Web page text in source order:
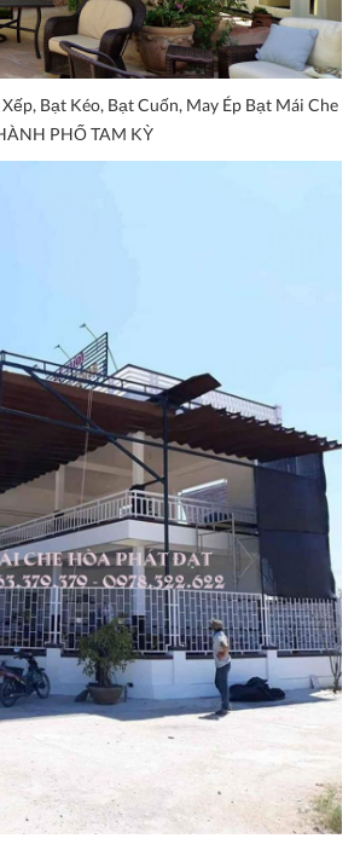
Bạt Kéo, Bạt Cuốn, May Ép Bạt Mái Che
PHỐ TAM KỲ